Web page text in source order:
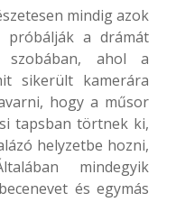
mindig azok
próbálják a drámát
ahol a
sikerült kamerára
hogy a műsor
tapsban törtnek ki,
helyzetbe hozni,
mindegyik
és egymás